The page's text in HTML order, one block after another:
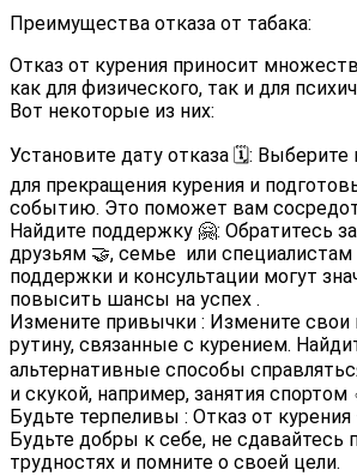
Преимущества отказа от табака:
Отказ от курения приносит
как для физического, так и для
Вот некоторые из них:
Установите дату отказа 🗓️:
для прекращения курения и
событию. Это поможет вам
Найдите поддержку 🤗: Обратитесь
друзьям 🤝, семье или специалистам
поддержки и консультации могут
повысить шансы на успех .
Измените привычки : Измените свои
рутину, связанные с курением.
альтернативные способы
и скукой, например, занятия спортом
Будьте терпеливы : Отказ от
Будьте добры к себе, не сдавайтесь
трудностях и помните о своей цели.